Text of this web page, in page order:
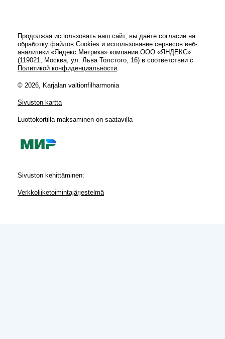
Продолжая использовать наш сайт, вы даёте согласие на
обработку файлов Cookies и использование сервисов веб-
аналитики «Яндекс.Метрика» компании ООО «ЯНДЕКС»
(119021, Москва, ул. Льва Толстого, 16) в соответствии с
Политикой конфиденциальности
© 2026, Karjalan valtionfilharmonia
Sivuston kartta
Luottokortilla maksaminen on saatavilla
Sivuston kehittäminen:
Verkkoliiketoimintajärjestelmä